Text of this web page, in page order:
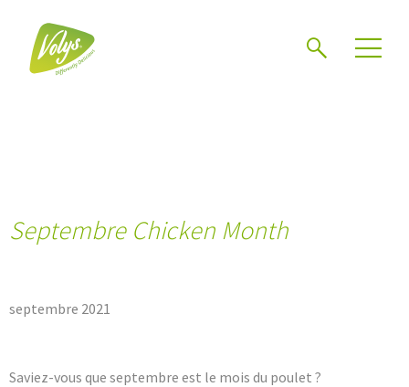
Septembre Chicken Month
septembre 2021
Saviez-vous que septembre est le mois du poulet ?